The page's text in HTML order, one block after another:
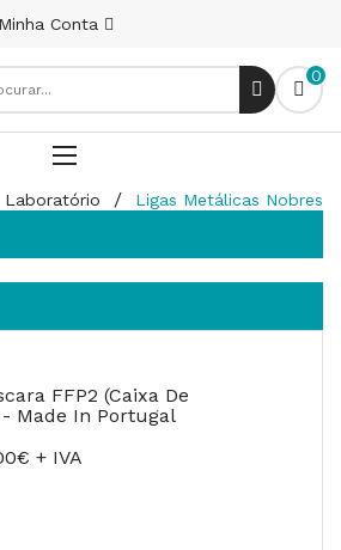
Conta
0
Laboratório Ligas Metálicas Nobres
FFP2 (Caixa De
- Made In Portugal
+ IVA